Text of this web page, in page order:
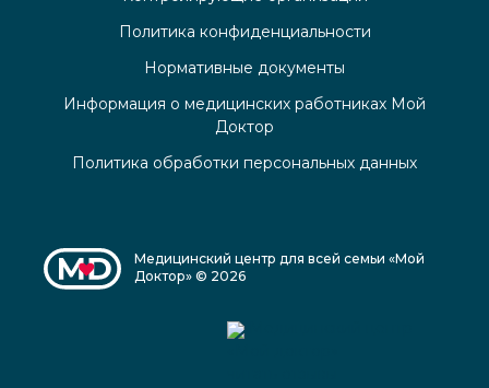
Политика конфиденциальности
Нормативные документы
Информация о медицинских работниках Мой
Доктор
Политика обработки персональных данных
Медицинский центр для всей семьи «Мой
Доктор» © 2026